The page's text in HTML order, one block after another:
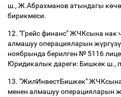
ш., Ж.Абрахманов атындагы көчө
бирикмеси.
12. "Грейс финанс" ЖЧКсына нак
алмашуу операцияларын жүргүз
ноябрында берилген № 5116
Юридикалык дареги: Бишкек ш.,
13. "ЖилИнвестБишкек"
менен алмашуу операцияларын ж